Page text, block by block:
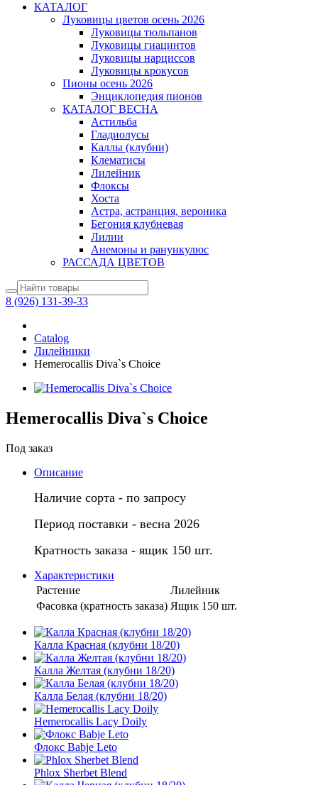
КАТАЛОГ
Луковицы цветов осень 2026
Луковицы тюльпанов
Луковицы гиацинтов
Луковицы нарциссов
Луковицы крокусов
Пионы осень 2026
Энциклопедия пионов
КАТАЛОГ ВЕСНА
Астильба
Гладиолусы
Каллы (клубни)
Клематисы
Лилейник
Флоксы
Хоста
Астра, астранция, вероника
Бегония клубневая
Лилии
Анемоны и ранункулюс
РАССАДА ЦВЕТОВ
8 (926) 131-39-33
Catalog
Лилейники
Hemerocallis Diva`s Choice
Hemerocallis Diva`s Choice
Под заказ
Описание
Наличие сорта - по запросу
Период поставки - весна 2026
Кратность заказа - ящик 150 шт.
Характеристики
Растение
Лилейник
Фасовка (кратность заказа) Ящик 150 шт.
Калла Красная (клубни 18/20)
Калла Желтая (клубни 18/20)
Калла Белая (клубни 18/20)
Hemerocallis Lacy Doily
Флокс Babje Leto
Phlox Sherbet Blend